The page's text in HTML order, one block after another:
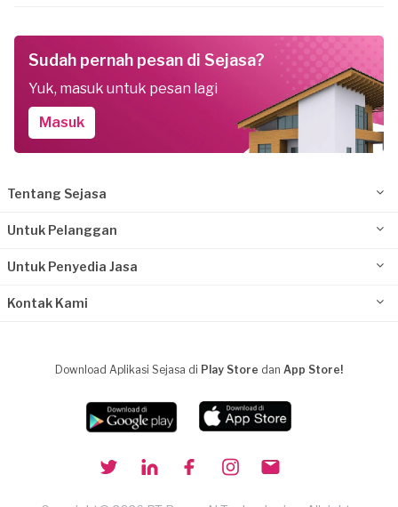
Sudah pernah pesan di Sejasa?
Yuk, masuk untuk pesan lagi
Masuk
Tentang Sejasa
Untuk Pelanggan
Untuk Penyedia Jasa
Kontak Kami
Download Aplikasi Sejasa di Play Store dan App Store!